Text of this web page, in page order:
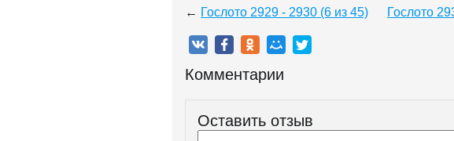
← Гослото 2929 - 2930 (6 из 45) Гослото
Комментарии
Оставить отзыв